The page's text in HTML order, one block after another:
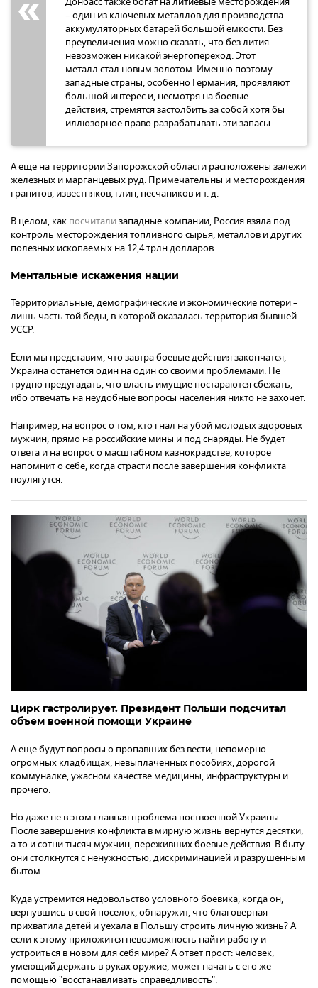
– один из ключевых металлов для производства
аккумуляторных батарей большой емкости. Без
преувеличения можно сказать, что без лития
невозможен никакой энергопереход. Этот
металл стал новым золотом. Именно поэтому
западные страны, особенно Германия, проявляют
большой интерес и, несмотря на боевые
действия, стремятся застолбить за собой хотя бы
иллюзорное право разрабатывать эти запасы.
А еще на территории Запорожской области расположены залежи
железных и марганцевых руд. Примечательны и месторождения
гранитов, известняков, глин, песчаников и т. д.
В целом, как посчитализападные компании, Россия взяла под
контроль месторождения топливного сырья, металлов и других
полезных ископаемых на 12,4 трлн долларов.
Ментальные искажения нации
Территориальные, демографические и экономические потери –
лишь часть той беды, в которой оказалась территория бывшей
УССР.
Если мы представим, что завтра боевые действия закончатся,
Украина останется один на один со своими проблемами. Не
трудно предугадать, что власть имущие постараются сбежать,
ибо отвечать на неудобные вопросы населения никто не захочет.
Например, на вопрос о том, кто гнал на убой молодых здоровых
мужчин, прямо на российские мины и под снаряды. Не будет
ответа и на вопрос о масштабном казнокрадстве, которое
напомнит о себе, когда страсти после завершения конфликта
поулягутся.
Цирк гастролирует. Президент Польши подсчитал
объем военной помощи Украине
А еще будут вопросы о пропавших без вести, непомерно
огромных кладбищах, невыплаченных пособиях, дорогой
коммуналке, ужасном качестве медицины, инфраструктуры и
прочего.
Но даже не в этом главная проблема поствоенной Украины.
После завершения конфликта в мирную жизнь вернутся десятки,
а то и сотни тысяч мужчин, переживших боевые действия. В быту
они столкнутся с ненужностью, дискриминацией и разрушенным
бытом.
Куда устремится недовольство условного боевика, когда он,
вернувшись в свой поселок, обнаружит, что благоверная
прихватила детей и уехала в Польшу строить личную жизнь? А
если к этому приложится невозможность найти работу и
устроиться в новом для себя мире? А ответ прост: человек,
умеющий держать в руках оружие, может начать с его же
помощью "восстанавливать справедливость".